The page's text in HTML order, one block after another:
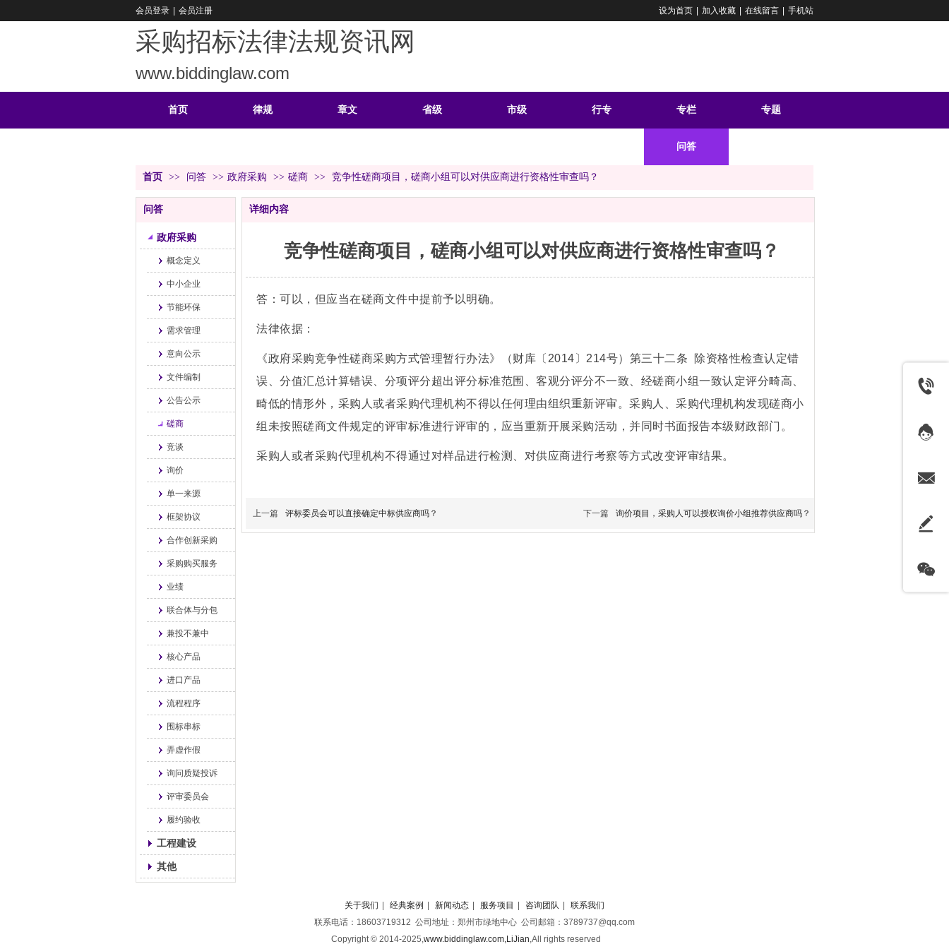
采购招标法律法规资讯网
www.biddinglaw.com
会员登录 会员注册 设为首页 加入收藏 在线留言 手机站
首页 律规 章文 省级 市级 行专 专栏 专题
问答
首页 >> 问答 >> 政府采购 >> 磋商 >> 竞争性磋商项目，磋商小组可以对供应商进行资格性审查吗？
问答
政府采购
概念定义
中小企业
节能环保
需求管理
意向公示
文件编制
公告公示
磋商
竞谈
询价
单一来源
框架协议
合作创新采购
采购购买服务
业绩
联合体与分包
兼投不兼中
核心产品
进口产品
流程程序
围标串标
弄虚作假
询问质疑投诉
评审委员会
履约验收
工程建设
其他
详细内容
竞争性磋商项目，磋商小组可以对供应商进行资格性审查吗？
答：可以，但应当在磋商文件中提前予以明确。
法律依据：
《政府采购竞争性磋商采购方式管理暂行办法》（财库〔2014〕214号）第三十二条 除资格性检查认定错
误、分值汇总计算错误、分项评分超出评分标准范围、客观分评分不一致、经磋商小组一致认定评分畸高、
畸低的情形外，采购人或者采购代理机构不得以任何理由组织重新评审。采购人、采购代理机构发现磋商小
组未按照磋商文件规定的评审标准进行评审的，应当重新开展采购活动，并同时书面报告本级财政部门。
采购人或者采购代理机构不得通过对样品进行检测、对供应商进行考察等方式改变评审结果。
上一篇 评标委员会可以直接确定中标供应商吗？ 下一篇 询价项目，采购人可以授权询价小组推荐供应商吗？
关于我们 经典案例 新闻动态 服务项目 咨询团队
联系我们
联系电话：18603719312 公司地址：郑州市绿地中心 公司邮箱：3789737@qq.com
Copyright © 2014-2025,www.biddinglaw.com,LiJian,All rights reserved